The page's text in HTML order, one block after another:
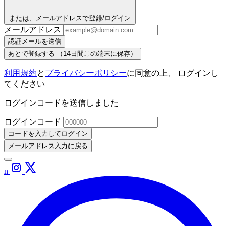
または、メールアドレスで登録/ログイン
メールアドレス
認証メールを送信
あとで登録する
（14日間この端末に保存）
利用規約と プライバシーポリシーに同意の上、 ログインし
てください
ログインコードを送信しました
ログインコード
コードを入力してログイン
メールアドレス入力に戻る
n